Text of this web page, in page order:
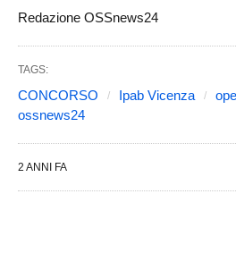
Redazione OSSnews24
TAGS:
CONCORSO Ipab Vicenza
ossnews24
2 ANNI FA